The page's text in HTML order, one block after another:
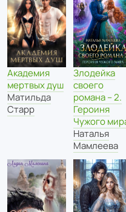
Академия
мертвых душ
Матильда
Старр
Злодейка
своего
романа – 2.
Героиня
Чужого
Наталья
Мамлеева